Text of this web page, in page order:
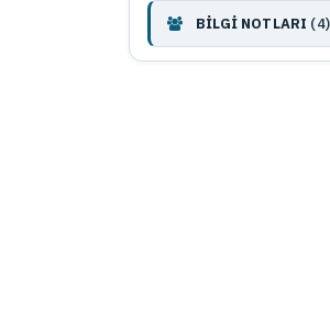
BİLGİ NOTLARI (4)